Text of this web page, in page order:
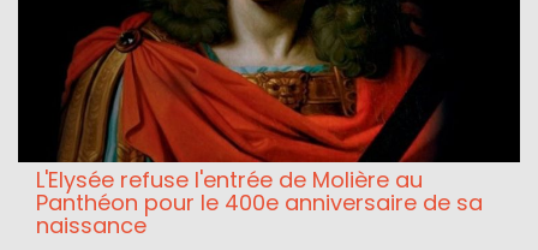
L'Elysée refuse l'entrée de Molière au
Panthéon pour le 400e anniversaire de sa
naissance